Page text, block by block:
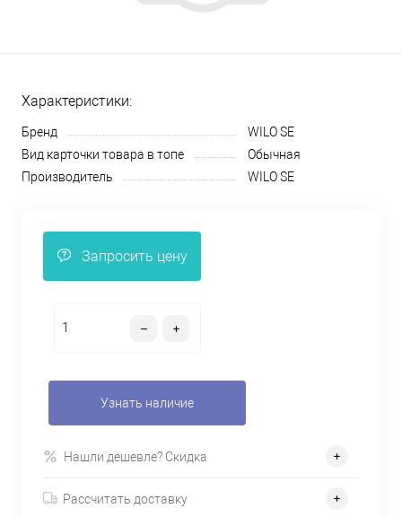
Характеристики:
Бренд
WILO SE
Вид карточки товара в топе
Обычная
Производитель
WILO SE
Запросить цену
Узнать наличие
Нашли дешевле? Скидка
Рассчитать доставку